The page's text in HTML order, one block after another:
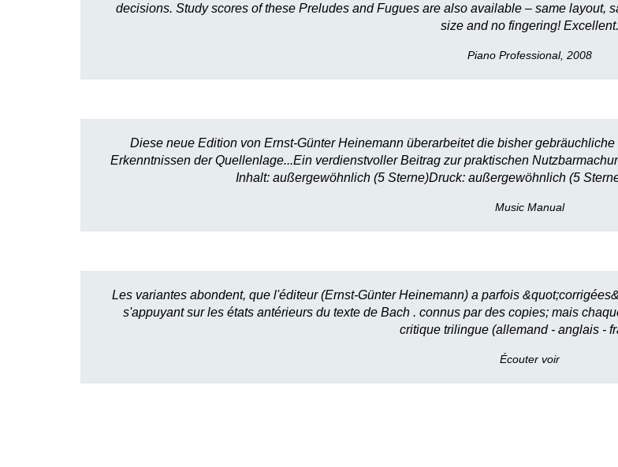
decisions. Study scores of these Preludes and Fugues are also available – same layout,
size and no fingering! Excellent.
Piano Professional, 2008
Diese neue Edition von Ernst-Günter Heinemann überarbeitet die bisher
Erkenntnissen der Quellenlage...Ein verdienstvoller Beitrag zur praktischen
Inhalt: außergewöhnlich (5 Sterne)Druck: außergewöhnlich (5
Music Manual
Les variantes abondent, que l'éditeur (Ernst-Günter Heinemann) a parfois
s'appuyant sur les états antérieurs du texte de Bach . connus par des copies; mais
critique trilingue (allemand - anglais -
Écouter voir